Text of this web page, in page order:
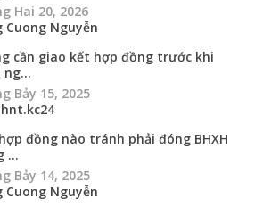
Hai 20, 2026
Cuong Nguyễn
cần giao kết hợp đồng trước khi
ng...
Bảy 15, 2025
đồng nào tránh phải đóng BHXH
...
Bảy 14, 2025
Cuong Nguyễn